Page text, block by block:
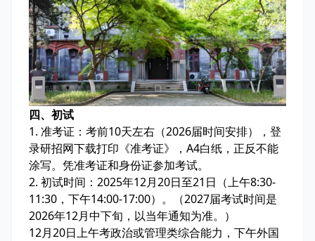
四、初试
1. 准考证：考前10天左右（2026届时间安排），登
录研招网下载打印《准考证》，A4白纸，正反不能
涂写。凭准考证和身份证参加考试。
2. 初试时间：2025年12月20日至21日（上午8:30-
11:30，下午14:00-17:00）。（2027届考试时间是
2026年12月中下旬，以当年通知为准。）
12月20日上午考政治或管理类综合能力，下午外国